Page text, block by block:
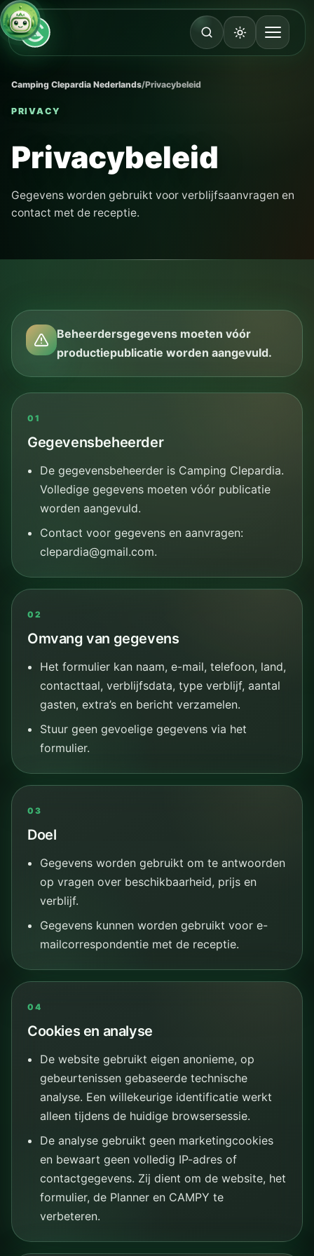
Camping Clepardia Nederlands/Privacybeleid
PRIVACY
Privacybeleid
Gegevens worden gebruikt voor verblijfsaanvragen en
contact met de receptie.
Beheerdersgegevens moeten vóór
productiepublicatie worden aangevuld.
01
Gegevensbeheerder
De gegevensbeheerder is Camping Clepardia.
Volledige gegevens moeten vóór publicatie
worden aangevuld.
Contact voor gegevens en aanvragen:
clepardia@gmail.com.
02
Omvang van gegevens
Het formulier kan naam, e-mail, telefoon, land,
contacttaal, verblijfsdata, type verblijf, aantal
gasten, extra’s en bericht verzamelen.
Stuur geen gevoelige gegevens via het
formulier.
03
Doel
Gegevens worden gebruikt om te antwoorden
op vragen over beschikbaarheid, prijs en
verblijf.
Gegevens kunnen worden gebruikt voor e-
mailcorrespondentie met de receptie.
04
Cookies en analyse
De website gebruikt eigen anonieme, op
gebeurtenissen gebaseerde technische
analyse. Een willekeurige identificatie werkt
alleen tijdens de huidige browsersessie.
De analyse gebruikt geen marketingcookies
en bewaart geen volledig IP-adres of
contactgegevens. Zij dient om de website, het
formulier, de Planner en CAMPY te
verbeteren.